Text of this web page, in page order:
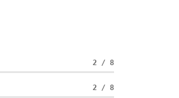
2 / 8
2 / 8